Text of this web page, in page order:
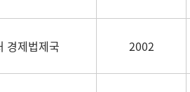
경제법제국 2002